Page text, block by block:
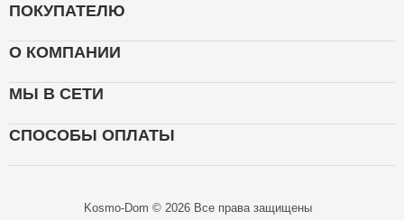
ПОКУПАТЕЛЮ
О КОМПАНИИ
МЫ В СЕТИ
СПОСОБЫ ОПЛАТЫ
Kosmo-Dom © 2026 Все права защищены